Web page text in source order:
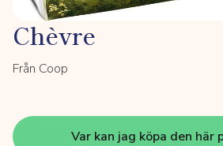
Chèvre
Från Coop
Var kan jag köpa den här